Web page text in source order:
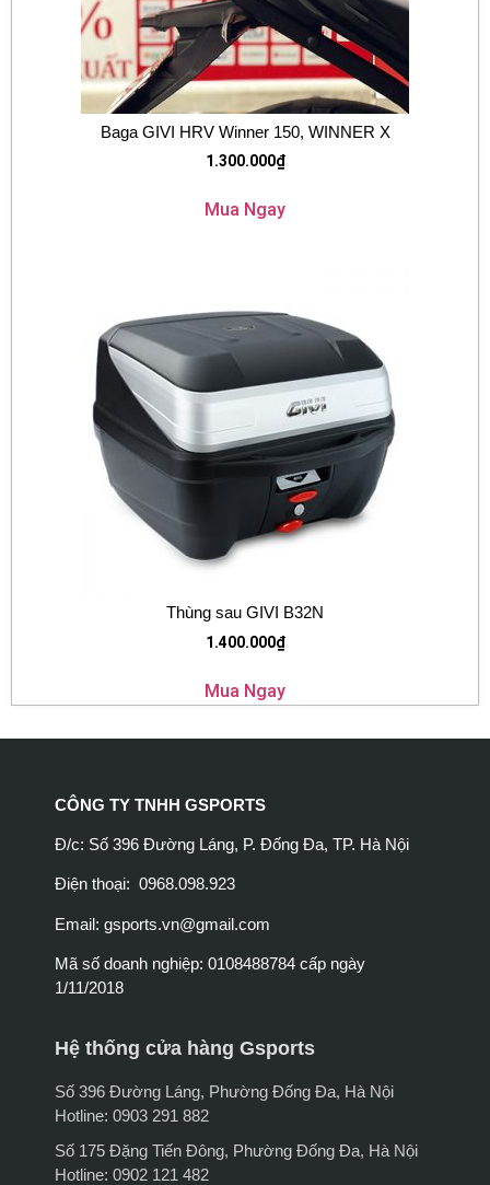
Baga GIVI HRV Winner 150, WINNER X
1.300.000₫
Mua Ngay
Thùng sau GIVI B32N
1.400.000₫
Mua Ngay
CÔNG TY TNHH GSPORTS
Đ/c: Số 396 Đường Láng, P. Đống Đa, TP. Hà Nội
Điện thoại: 0968.098.923
Email: gsports.vn@gmail.com
Mã số doanh nghiệp: 0108488784 cấp ngày
1/11/2018
Hệ thống cửa hàng Gsports
Số 396 Đường Láng, Phường Đống Đa, Hà Nội
Hotline: 0903 291 882
Số 175 Đặng Tiến Đông, Phường Đống Đa, Hà Nội
Hotline: 0902 121 482